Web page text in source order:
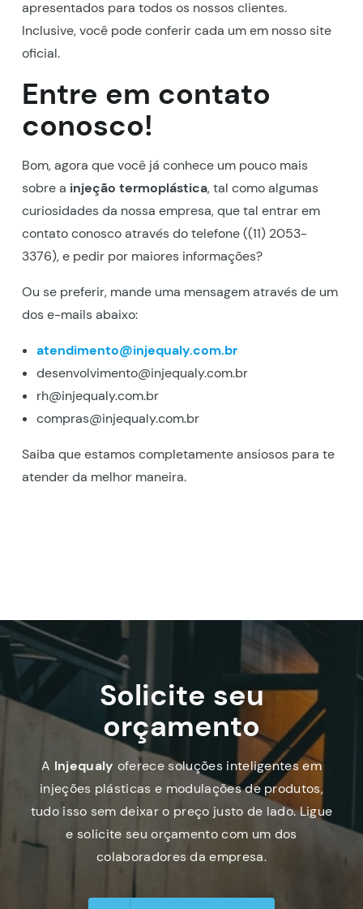
apresentados para todos os nossos clientes.
Inclusive, você pode conferir cada um em nosso site
oficial.
Entre em contato
conosco!
Bom, agora que você já conhece um pouco mais
sobre a injeção termoplástica, tal como algumas
curiosidades da nossa empresa, que tal entrar em
contato conosco através do telefone ((11) 2053-
3376), e pedir por maiores informações?
Ou se preferir, mande uma mensagem através de um
dos e-mails abaixo:
atendimento@injequaly.com.br
desenvolvimento@injequaly.com.br
rh@injequaly.com.br
compras@injequaly.com.br
Saiba que estamos completamente ansiosos para te
atender da melhor maneira.
Solicite seu
orçamento
A Injequaly oferece soluções inteligentes em
injeções plásticas e modulações de produtos,
tudo isso sem deixar o preço justo de lado. Ligue
e solicite seu orçamento com um dos
colaboradores da empresa.